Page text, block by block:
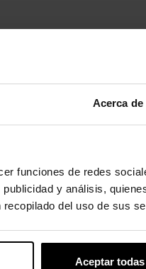
Acerca
funciones de redes
y análisis,
del uso de sus
Aceptar